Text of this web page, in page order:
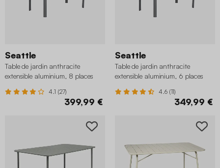
Seattle
Table de jardin anthracite
extensible aluminium, 8 places
4.1 (27)
399,99 €
Seattle
Table de jardin anthracite
extensible aluminium, 6 places
4.6 (11)
349,99 €